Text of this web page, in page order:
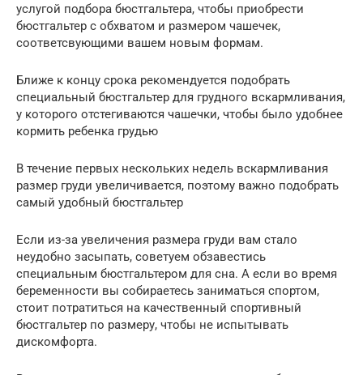
услугой подбора бюстгальтера, чтобы приобрести
бюстгальтер с обхватом и размером чашечек,
соответсвующими вашем новым формам.
Ближе к концу срока рекомендуется подобрать
специальный бюстгальтер для грудного вскармливания,
у которого отстегиваются чашечки, чтобы было удобнее
кормить ребенка грудью
В течение первых нескольких недель вскармливания
размер груди увеличивается, поэтому важно подобрать
самый удобный бюстгальтер
Если из-за увеличения размера груди вам стало
неудобно засыпать, советуем обзавестись
специальным бюстгальтером для сна. А если во время
беременности вы собираетесь заниматься спортом,
стоит потратиться на качественный спортивный
бюстгальтер по размеру, чтобы не испытывать
дискомфорта.